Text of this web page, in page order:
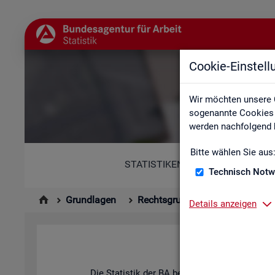
Cookie-
Wir möchten unsere
sogenannte
werden
Bitte wählen Sie aus:
Technisch
Details anzeigen
STATISTIKEN
Grundlagen Rechtsgrundlagen